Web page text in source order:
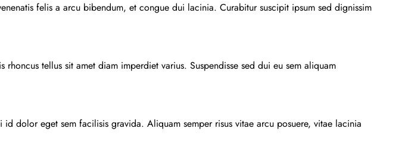
felis a arcu bibendum, et congue dui lacinia. Curabitur suscipit ipsum sed dignissim
tellus sit amet diam imperdiet varius. Suspendisse sed dui eu sem aliquam
dolor eget sem facilisis gravida. Aliquam semper risus vitae arcu posuere, vitae lacinia